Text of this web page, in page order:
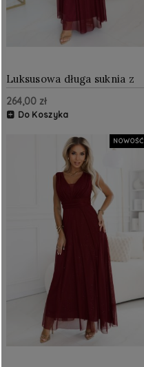
Luksusowa długa suknia z
brokatowym akcentem i
szykowną linią Bordowa
264,00 zł
Do Koszyka
NOWOŚĆ